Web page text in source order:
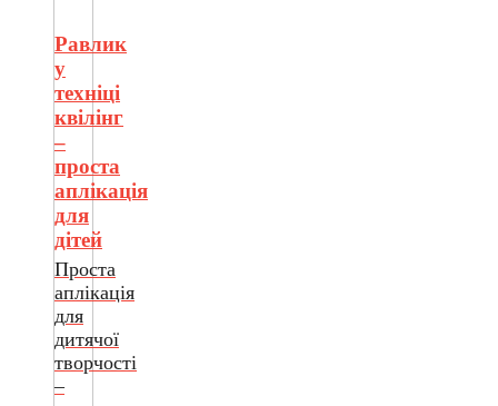
Равлик
у
техніці
квілінг
–
проста
аплікація
для
дітей
Проста
аплікація
для
дитячої
творчості
–